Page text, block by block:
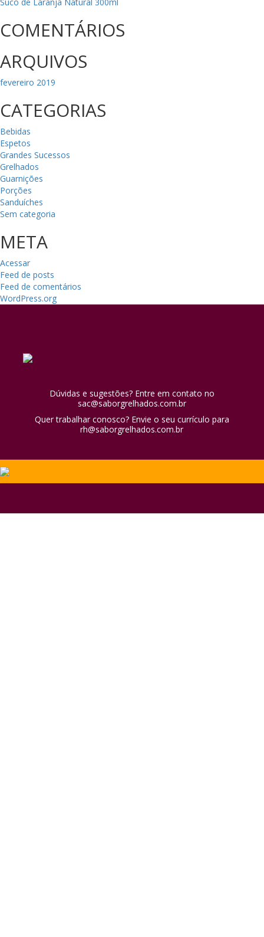
COMENTÁRIOS
ARQUIVOS
fevereiro 2019
CATEGORIAS
Bebidas
Espetos
Grandes Sucessos
Grelhados
Guarnições
Porções
Sanduíches
Sem categoria
META
Acessar
Feed de posts
Feed de comentários
WordPress.org
Dúvidas e sugestões? Entre em contato no
sac@saborgrelhados.com.br
Quer trabalhar conosco? Envie o seu currículo para
rh@saborgrelhados.com.br